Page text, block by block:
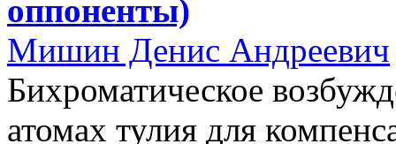
оппоненты)
Мишин Денис Андреевич
Бихроматическое
атомах тулия для